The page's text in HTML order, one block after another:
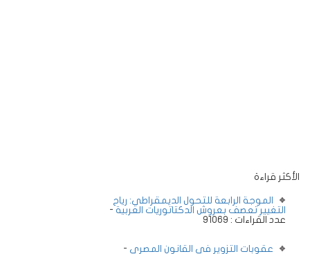
الأكثر قراءة
الموجة الرابعة للتحول الديمقراطي: رياح
التغيير تعصف بعروش الدكتاتوريات العربية -
عدد القراءات : 91069
عقوبات التزوير في القانون المصري -